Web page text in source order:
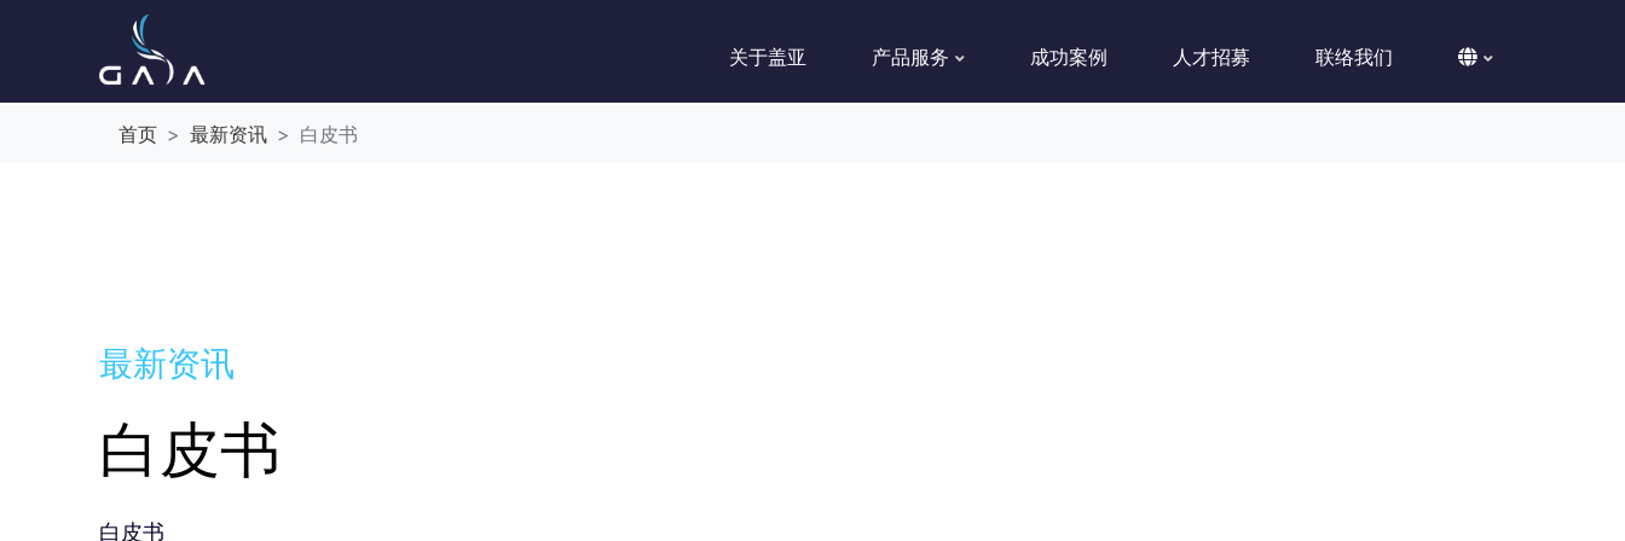
关于盖亚 产品服务 成功案例 人才招募 联络我们
首页 最新资讯 白皮书
最新资讯
白皮书
白皮书